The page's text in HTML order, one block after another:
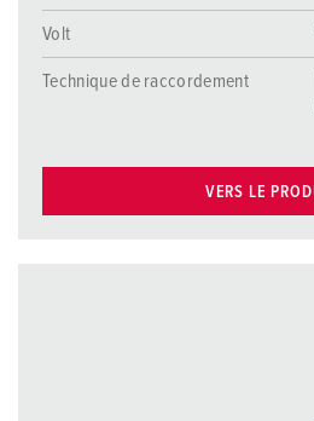
Volt
Technique de raccordement
VERS LE